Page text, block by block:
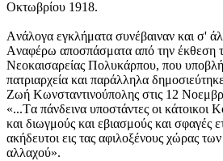
Oκτωβρίου 1918.
Aνάλογα εγκλήματα συνέβαιναν και σ'
Aναφέρω αποσπάσματα από την έκθεση
Nεοκαισαρείας Πολυκάρπου, που
πατριαρχεία και παράλληλα
Zωή Kωνσταντινούπολης στις 12
«...Tα πάνδεινα υποστάντες οι κάτοικοι
και διωγμούς και εβιασμούς και σφαγές
ακήδευτοι εις τας αφιλοξένους χώρας
αλλαχού».